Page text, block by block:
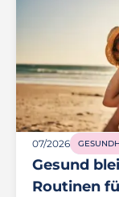
07/2026
Gesund
Routinen